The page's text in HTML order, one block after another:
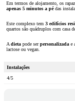
Em termos de alojamento, os
apenas 5 minutos a pédas
Este complexo tem 3 edifícios
quartos são quádruplos com casa
Adieta pode serpersonalizada e
lactose ou vegan.
Instalações
4/5